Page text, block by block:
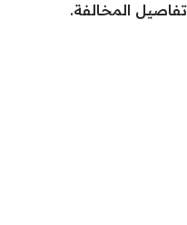
تفاصيل المخالفة.